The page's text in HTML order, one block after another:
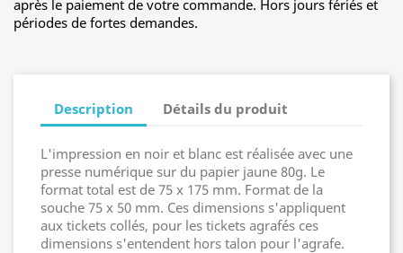
après le paiement de votre commande. Hors jours fériés et
périodes de fortes demandes.
Description Détails du produit
L'impression en noir et blanc est réalisée avec une
presse numérique sur du papier jaune 80g. Le
format total est de 75 x 175 mm. Format de la
souche 75 x 50 mm. Ces dimensions s'appliquent
aux tickets collés, pour les tickets agrafés ces
dimensions s'entendent hors talon pour l'agrafe.